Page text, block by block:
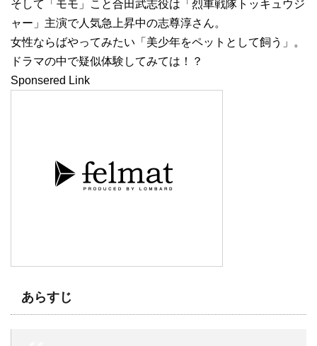
そして「モモ」こと合田武志役は「烈車戦隊トッキュウジ
ャー」主演で人気急上昇中の志尊淳さん。
女性ならばやってみたい「美少年をペットとして飼う」。
ドラマの中で疑似体験してみては！？
Sponsered Link
あらすじ